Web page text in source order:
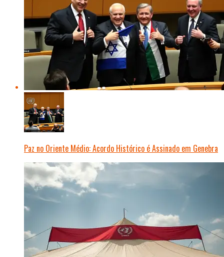
Paz no Oriente Médio: Acordo Histórico é Assinado em Genebra